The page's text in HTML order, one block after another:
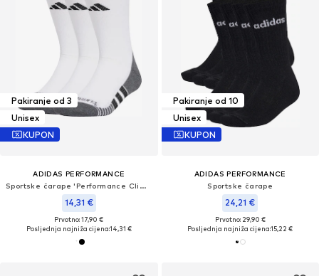
Pakiranje od 3
Unisex
KUPON
ADIDAS PERFORMANCE
Sportske čarape 'Performance Climacool'
14,31 €
Prvotno: 17,90 €
Posljednja najniža cijena:14,31 €
Pakiranje od 10
Unisex
KUPON
ADIDAS PERFORMANCE
Sportske čarape
24,21 €
Prvotno: 29,90 €
Posljednja najniža cijena:15,22 €